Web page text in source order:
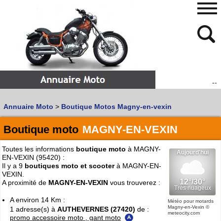
--
Vous recherchez un garageMOTOouSCOOTER
Quoi :
Où :
Trouver un garage Moto !
Retrouvez dans votre VILLE
les bonnes adresses deL'ANNUAIRE MOTO & SCOOTER
480
768
Annuaire Moto > Boutique Motos Magny-en-vexin
Boutique moto MAGNY-EN-VEXIN
Toutes les informations boutique moto à MAGNY-
EN-VEXIN (95420) :
Il y a 9 boutiques moto et scooterà MAGNY-EN-
VEXIN.
A proximité de MAGNY-EN-VEXIN vous trouverez :
A environ 14 Km :
1 adresse(s) à AUTHEVERNES (27420) de :
promo accessoire moto , gant moto
Météo pour motards
Magny-en-Vexin ©
meteocity.com